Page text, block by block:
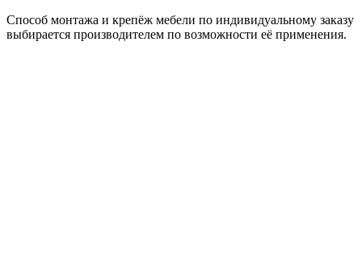
Способ монтажа и крепёж мебели по индивидуальному заказу
выбирается производителем по возможности её применения.